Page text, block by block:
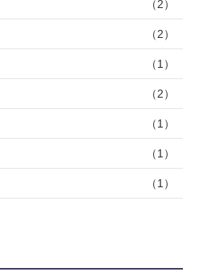
（2）
（2）
（1）
（2）
（1）
（1）
（1）